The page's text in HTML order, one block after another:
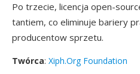
Po trzecie, licencja open-
tantiem, co eliminuje bariery
producentow sprzetu.
Twórca: Xiph.Org Foundation